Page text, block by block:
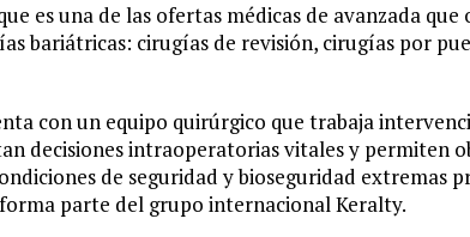
es una de las ofertas médicas de avanzada que
bariátricas: cirugías de revisión, cirugías por
con un equipo quirúrgico que trabaja
decisiones intraoperatorias vitales y permiten
de seguridad y bioseguridad extremas
parte del grupo internacional Keralty.